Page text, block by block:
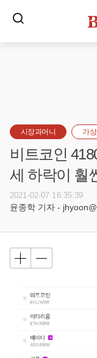
시장과머니 가상
비트코인
세 하락이 훨
2021-02-07 16:35:39
윤종학 기자 -